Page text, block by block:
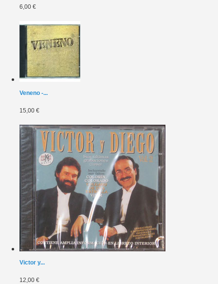
6,00 €
Veneno -...
15,00 €
Victor y...
12,00 €